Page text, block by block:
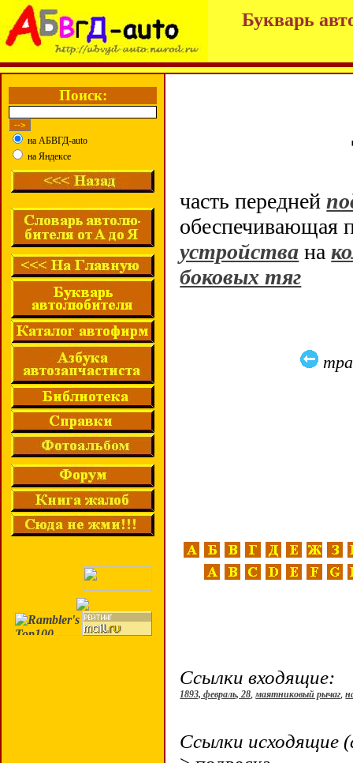
Букварь
Поиск:
на АБВГД-auto
на Яндексе
часть передней
обеспечивающая
устройства на
боковых тяг
Ссылки входящие:
1893, февраль, 28,маятниковый рычаг,
Ссылки исходящие